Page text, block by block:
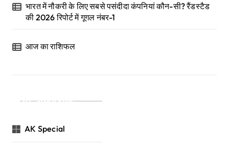
भारत में नौकरी के लिए सबसे पसंदीदा कंपनियां कौन-सी? रैंडस्टैड
की 2026 रिपोर्ट में गूगल नंबर-1
आज का राशिफल
Categories
AK Special